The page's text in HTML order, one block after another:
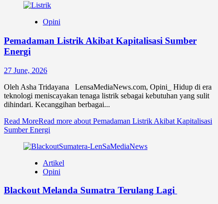
Opini
Pemadaman Listrik Akibat Kapitalisasi Sumber
Energi
27 June, 2026
Oleh Asha Tridayana LensaMediaNews.com, Opini_ Hidup di era
teknologi meniscayakan tenaga listrik sebagai kebutuhan yang sulit
dihindari. Kecanggihan berbagai...
Read MoreRead more about Pemadaman Listrik Akibat Kapitalisasi
Sumber Energi
Artikel
Opini
Blackout Melanda Sumatra Terulang Lagi